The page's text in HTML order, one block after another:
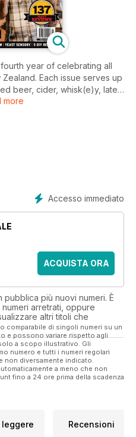
year of celebrating all
Each issue serves up
beer, cider, whisk(e)y, latest
food matching, homebrewing
blogs and forums to join our
say today!
more
Accesso immediato
ACQUISTA ORA
più nuovi numeri. È
arretrati, oppure
altri titoli che
comparabile di singoli numeri su un
e possono variare rispetto agli
a scopo illustrativo. Gli
numero e tutti i numeri regolari
non diversamente indicato.
a meno che non
fino a 24 ore prima della scadenza
leggere Recensioni